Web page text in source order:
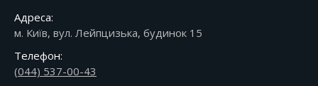
Адреса:
м. Київ, вул. Лейпцизька, будинок 15
Телефон:
(044) 537-00-43